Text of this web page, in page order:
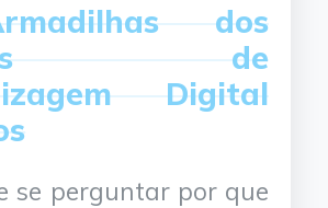
dos
de
Digital
se perguntar por que